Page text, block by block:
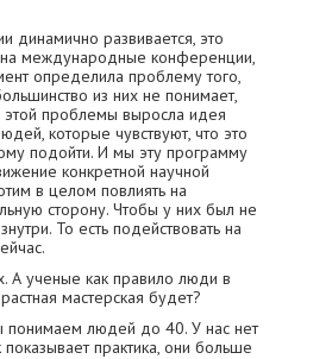
динамично развивается, это
международные конференции,
определила проблему того,
из них не понимает,
этой проблемы выросла идея
которые чувствуют, что это
подойти. И мы эту программу
конкретной научной
в целом повлиять на
сторону. Чтобы у них был не
То есть подействовать на
А ученые как правило люди в
мастерская будет?
людей до 40. У нас нет
практика, они больше